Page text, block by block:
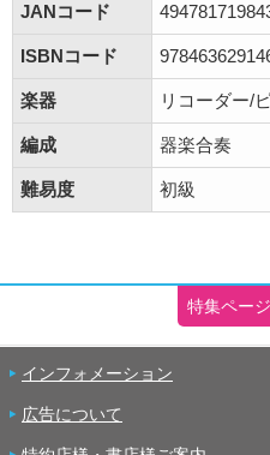
JANコード
ISBNコード
楽器 リコーダー/
編成 器楽合奏
難易度 初級
特集ペー
インフォメーション
広告について